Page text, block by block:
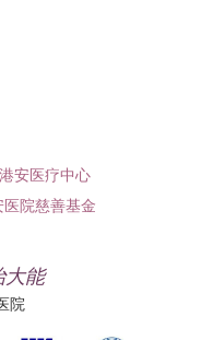
港安医疗中心
医院慈善基金
大能
院